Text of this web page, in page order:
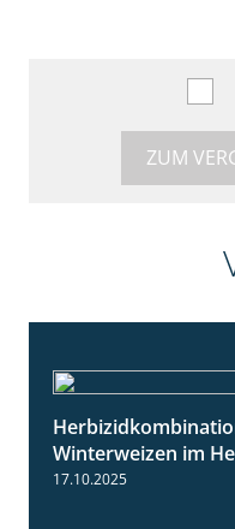
ZUM
Winterweizen im
17.10.2025